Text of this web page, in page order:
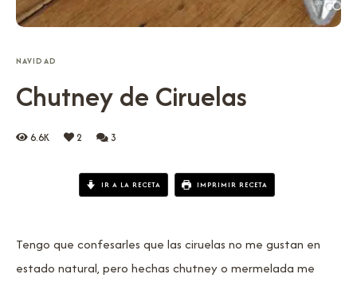
NAVIDAD
Chutney de Ciruelas
6.6K 2 3
IR A LA RECETA IMPRIMIR RECETA
Tengo que confesarles que las ciruelas no me gustan en
estado natural, pero hechas chutney o mermelada me